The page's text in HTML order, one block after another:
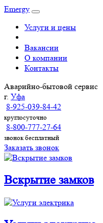
Emergy
Услуги и цены
Вакансии
О компании
Контакты
Аварийно-бытовой сервис
г. Уфа
8-925-039-84-42
круглосуточно
8-800-777-27-64
звонок бесплатный
Заказать звонок
Вскрытие замков